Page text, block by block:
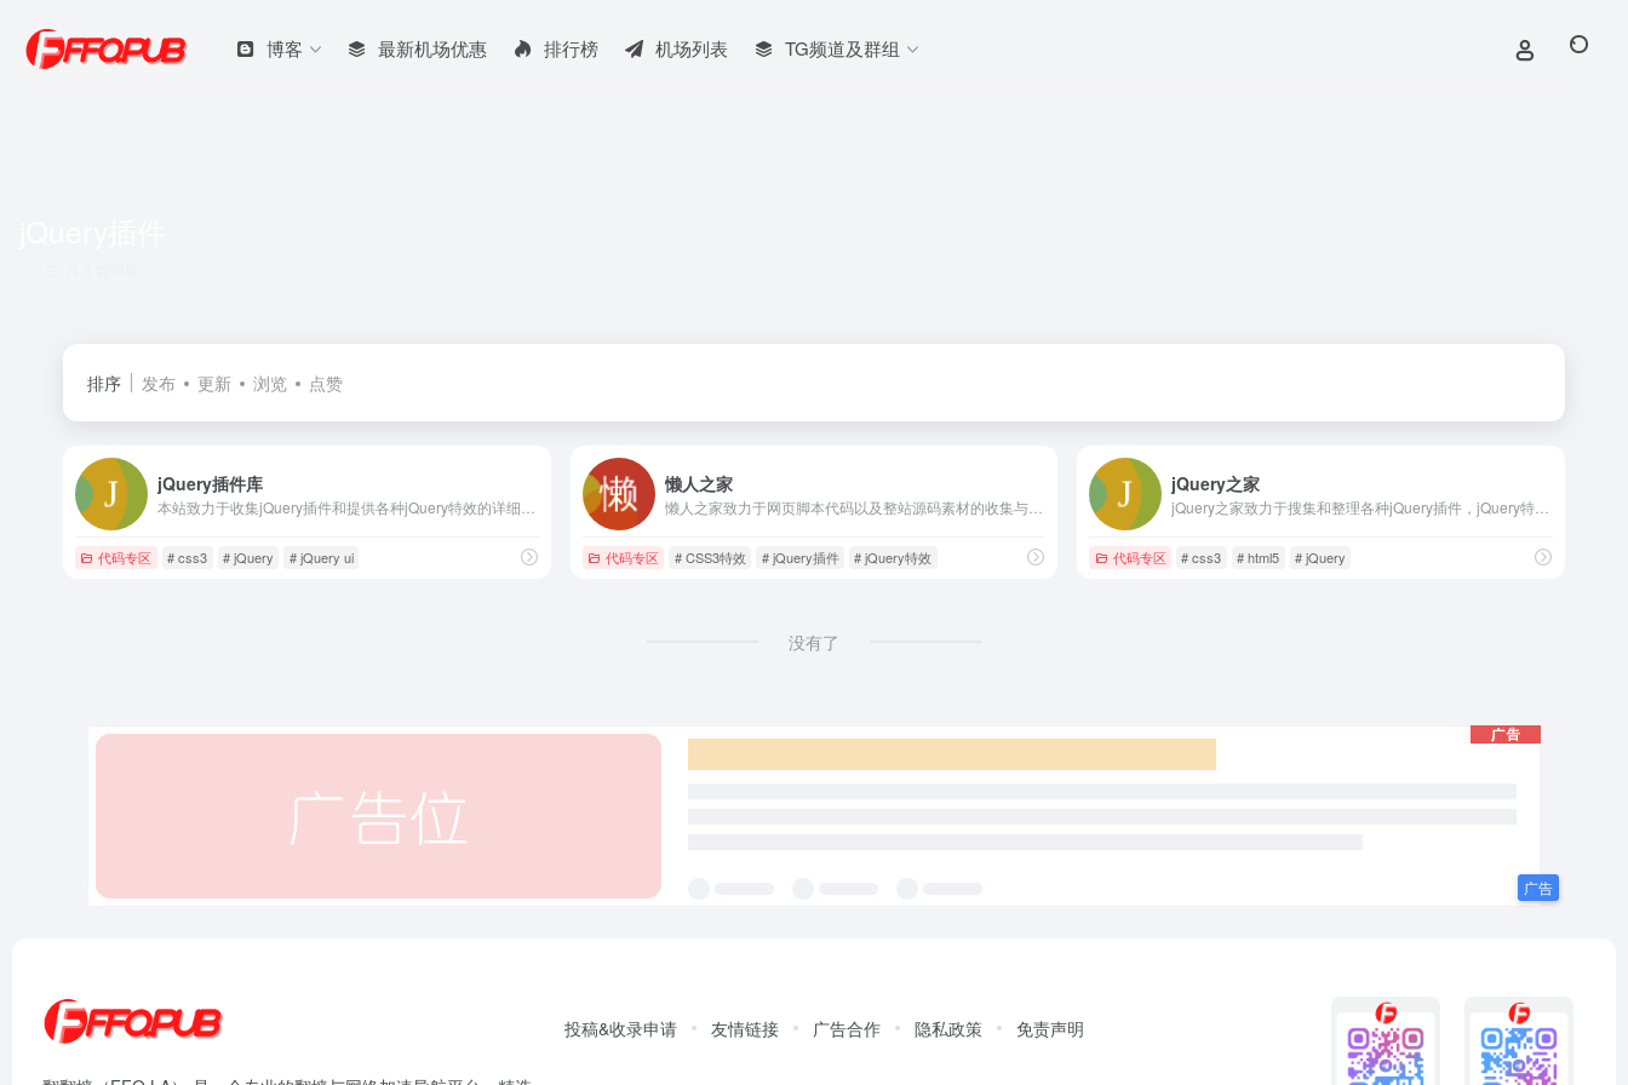
博客 最新机场优惠 排行榜 机场列表 TG频道及群组
排序 发布 更新 浏览 点赞
jQuery插件库
代码专区 # css3 # jQuery # jQuery ui
懒人之家
懒人之家致力于网页脚本代码以及整站源码素材的收集与整理，努力为国内前端工作者提供最全面的素材，帮您节约时间做更多的事情！
代码专区 # CSS3特效 # jQuery插件 # jQuery特效
jQuery之家
代码专区 # css3 # html5 # jQuery
没有了
投稿&收录申请 友情链接 广告合作 隐私政策 免责声明